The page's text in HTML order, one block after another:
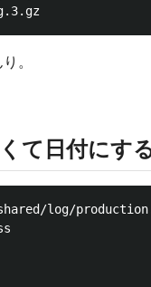
。
て日付にす
log/